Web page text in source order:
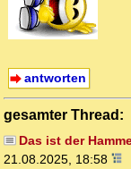
antworten
gesamter Thread:
Das ist der
21.08.2025, 18:58